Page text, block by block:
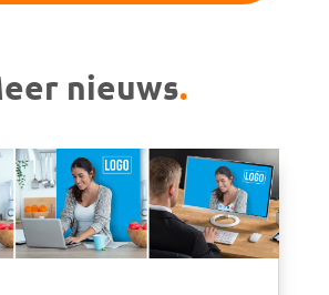
nieuws.